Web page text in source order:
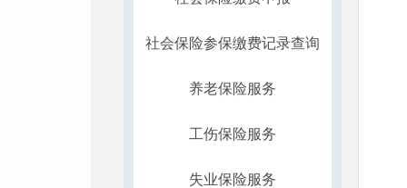
社会保险参保缴费记录查询
养老保险服务
工伤保险服务
失业保险服务